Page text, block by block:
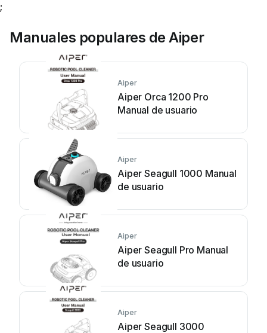
;
Manuales populares de Aiper
Aiper
Aiper Orca 1200 Pro
Manual de usuario
Aiper
Aiper Seagull 1000 Manual
de usuario
Aiper
Aiper Seagull Pro Manual
de usuario
Aiper
Aiper Seagull 3000